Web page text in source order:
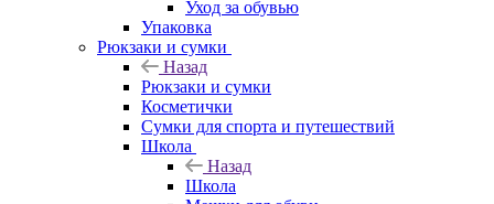
Уход за обувью
Упаковка
Рюкзаки и сумки
Назад
Рюкзаки и сумки
Косметички
Сумки для спорта и путешествий
Школа
Назад
Школа